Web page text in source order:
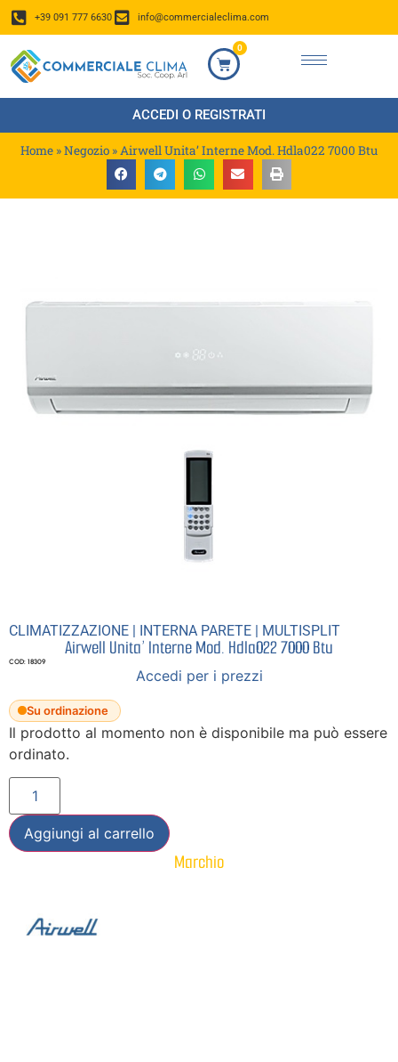
+39 091 777 6630 info@commercialeclima.com
0
ACCEDI O REGISTRATI
Home »Negozio »Airwell Unita’ Interne Mod. Hdla022 7000 Btu
CLIMATIZZAZIONE | INTERNA PARETE | MULTISPLIT
Airwell Unita’ Interne Mod. Hdla022 7000 Btu
COD: 18309
Accedi per i prezzi
Su ordinazione
Il prodotto al momento non è disponibile ma può essere
ordinato.
Aggiungi al carrello
Marchio